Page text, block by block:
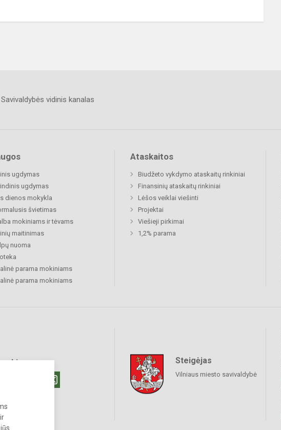
Savivaldybės vidinis kanalas
ugdymas
ugdymas
dienos mokykla
švietimas
mokiniams ir tėvams
maitinimas
nuoma
parama mokiniams
parama mokiniams
Ataskaitos
Biudžeto vykdymo ataskaitų rinkiniai
Finansinių ataskaitų rinkiniai
Lėšos veiklai viešinti
Projektai
Viešieji pirkimai
1,2% parama
Steigėjas
Vilniaus miesto savivaldybė